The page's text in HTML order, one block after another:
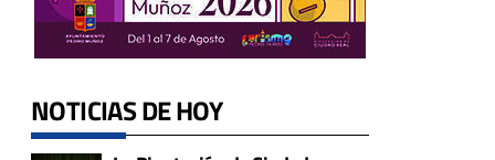
NOTICIAS DE HOY